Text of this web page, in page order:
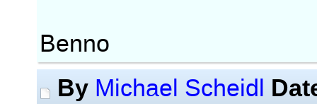
Benno
By Michael Scheidl